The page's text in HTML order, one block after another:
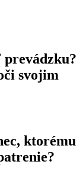
svojim
ktorému